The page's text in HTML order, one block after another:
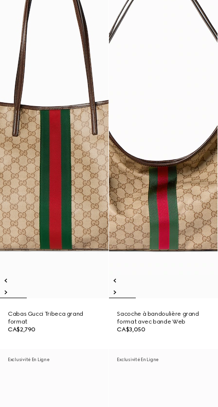
Cabas Gucci Tribeca grand
format
CA$2,790
Sacoche à bandoulière grand
format avec bande Web
CA$3,050
Exclusivité En Ligne Exclusivité En Ligne